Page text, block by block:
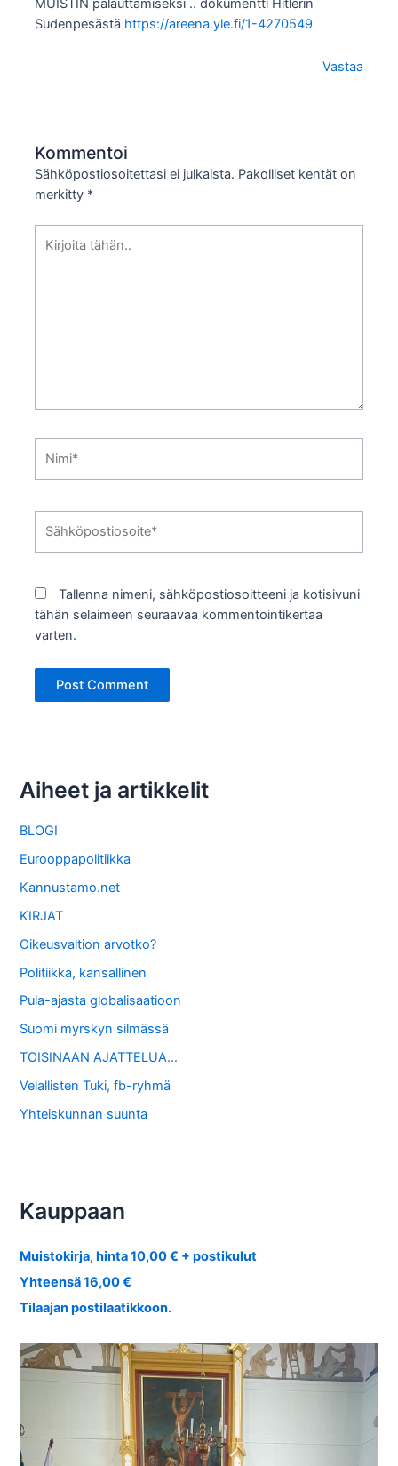
MUISTIN palauttamiseksi .. dokumentti Hitlerin
Sudenpesästä https://areena.yle.fi/1-4270549
Vastaa
Kommentoi
Sähköpostiosoitettasi ei julkaista. Pakolliset kentät on
merkitty *
tähän..
Tallenna nimeni, sähköpostiosoitteeni ja kotisivuni
tähän selaimeen seuraavaa kommentointikertaa
varten.
Aiheet ja artikkelit
BLOGI
Eurooppapolitiikka
Kannustamo.net
KIRJAT
Oikeusvaltion arvotko?
Politiikka, kansallinen
Pula-ajasta globalisaatioon
Suomi myrskyn silmässä
TOISINAAN AJATTELUA…
Velallisten Tuki, fb-ryhmä
Yhteiskunnan suunta
Kauppaan
Muistokirja, hinta 10,00 € + postikulut
Yhteensä 16,00 €
Tilaajan postilaatikkoon.